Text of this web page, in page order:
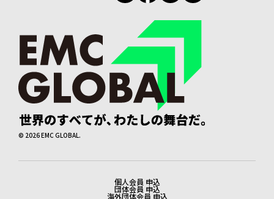
© 2026EMC GLOBAL.
個人会員 申込
団体会員 申込
海外団体会員 申込